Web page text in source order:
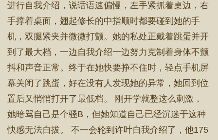
进行自我介绍，说话语速偏慢，左手紧抓着桌边，右
手撑着桌面，翘起修长的中指顺时都要碰到她的手
机，双腿紧夹并微微打颤。她的私处正戴着跳蛋并开
到了最大档，一边自我介绍一边努力克制着身体不颤
抖和声音正常。终于在她快要挣不住时，轻点手机屏
幕关闭了跳蛋，好在没有人发现她的异常，她回到位
置后又悄悄打开了最低档。 刚开学就整这么刺激，
她暗骂自己是个骚B，但她知道自己已经沉迷于这种
快感无法自拔。 不一会轮到许叶自我介绍了，他175